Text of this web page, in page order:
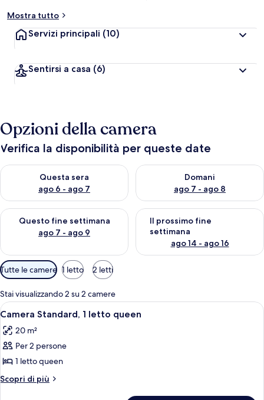
Mostra tutto
Servizi principali (10)
Sentirsi a casa (6)
Opzioni della camera
Verifica la disponibilità per queste date
Questa sera
ago 6 - ago 7
Verifica la disponibilità per questa sera, ago 6 - ago 7
Domani
ago 7 - ago 8
Verifica la disponibilità per
Questo fine settimana
ago 7 - ago 9
Verifica la disponibilità per questo fine settimana, ago 7 - ago
Il prossimo fine
settimana
ago 14 - ago 16
Verifica la disponibilità per il
Filtri
disponibili
per
le
camere
Tutte le camere 1 letto 2 letti
Stai visualizzando 2 su 2 camere
Apri
tutte
le
foto
per
Camera
Una camera d'albergo con un letto,
4
Camera Standard, 1 letto queen
20 m²
Per 2 persone
1 letto queen
Scopri di più
Altri